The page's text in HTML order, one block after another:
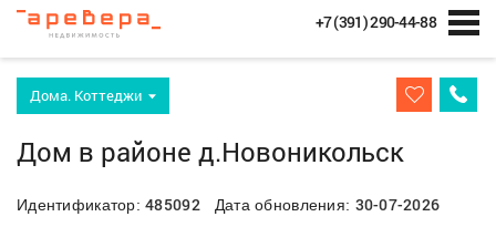
+7 (391) 290-44-88
Дома. Коттеджи
Дом в районе д.Новоникольск
Идентификатор:485092Дата обновления: 30-07-2026